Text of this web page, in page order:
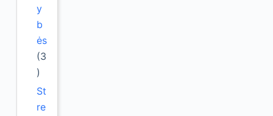
y
b
ės
(3
)
St
re